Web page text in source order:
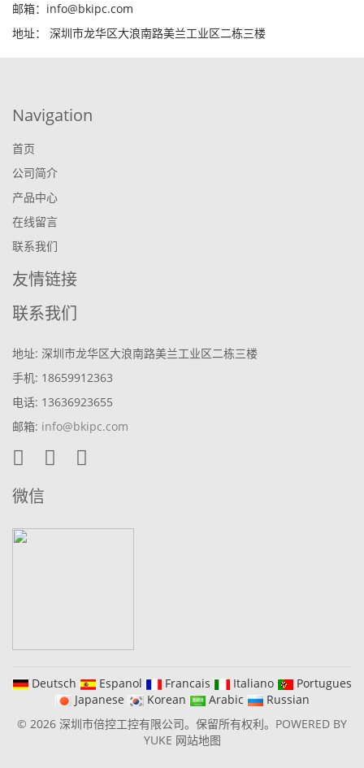
邮箱：info@bkipc.com
地址： 深圳市龙华区大浪南路美兰工业区二栋三楼
Navigation
首页
公司简介
产品中心
在线留言
联系我们
友情链接
联系我们
地址: 深圳市龙华区大浪南路美兰工业区二栋三楼
手机: 18659912363
电话: 13636923655
邮箱: info@bkipc.com
微信
Deutsch Espanol Francais Italiano
Portugues
Japanese
Korean Arabic
Russian
© 2026 深圳市倍控工控有限公司。保留所有权利。 POWERED BY
YUKE 网站地图